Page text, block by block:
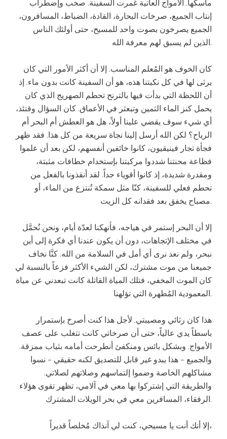
ماسكها. الأمواج العاتية غمرت السفينة. صخب وإضطراب
إنتاب الجميع، صرخات البحارة، القادة، الضباط، المسافرون،
الجميع يصرخون بصوت واحد للمسيح، حتى أولئك الناس
الذين لم يسبق لهم معرفة الله.
كان الخوف هو المُعلم المناسب. إلا أن أكثر الأمور التي كان
يرثى لها في كل نكبتنا هذه، هو أن السفينة كانت بدون ماء. إذ
أن اللحظة التي بدأت فيها بالترنح تحطم الصهريج الذي كان
يحمل كنز الماء الثمين وتبعثر في الأعماق. كان السؤال وقتئذ،
أي شيء سوف يقضي علينا أولاً، هل هو العطش أم البحر أم
الرياح؟ لكن الله أرسل إلينا نجاة سريعة من كل هذا. فقد ظهر
فجأة تجار فينيقيون، كانوا خائفين أنفسهم، لكن بعد أن علموا
فظاعة محنتنا شددوا مركبتنا بإستخدام خطافات مثبتة،
ومقدرة شديدة، إذ كانوا أقوياء جداً. لقد أنقذونا بالفعل من
تحطم فعلي للسفينة، كنّا مثل سمكة تُنتزع من الماء، أو
مصباح يخفق بعد فقدانه كل الزيت.
إلا أن البحر إستمر في هياجه، فأنهكنا لعدّة أيام، ونحن نُحمَّل
في مختلف الإتجاهات، دون أن يكون عندنا أي فكرة إلى أين
نبحر، ولم نعد نرى أي أمل في السلامة من الله. كنَّا نخاف
جميعنا من موت مشترك، لكن الشيء الأكثر فزعاً بالنسبة لي
كان الموت المخفي، فتلك المياة القاتلة كانت تبعدني عن مياة
المعمودية المُطهرة التي تؤلهنا.
هذا كان رثائي ومصيبتي. لأجل هذا كنت أصرخ بإستمرار
باسطاً يدي عالياً، حتى أن صرخاتي كانت تتغلب على عصف
الأمواج. وبشكل بائس ومنكفئ أنطرحت أمامه بثياب ممزقة.
والجميع – هذا يبدو غير قابل للتصديق لكنه حقيقي – نسوا
مشاكلهم الخاصة وضموا إلتماسهم وصلاتهم لصلاتي.
والطريقة التي إشتركوا بها معي في آلامي، تظهر تقوى هؤلاء
الرفقاء، المسافرين معي في بحر الويلات المشترك.
إلا أنك أنت يا مسيحي، كنت لي آنذاك مُخلصاً قديراً،